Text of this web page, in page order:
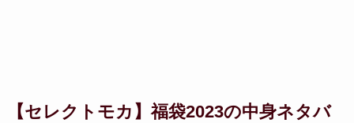
【セレクトモカ】福袋2023の中身ネタバ